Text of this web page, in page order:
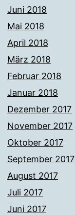
Juni 2018
Mai 2018
April 2018
März 2018
Februar 2018
Januar 2018
Dezember 2017
November 2017
Oktober 2017
September 2017
August 2017
Juli 2017
Juni 2017